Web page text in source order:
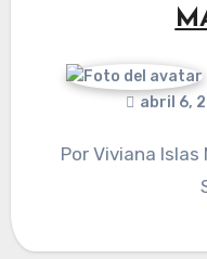
abril 6,
Por Viviana Islas Mendoza. Publicado en La